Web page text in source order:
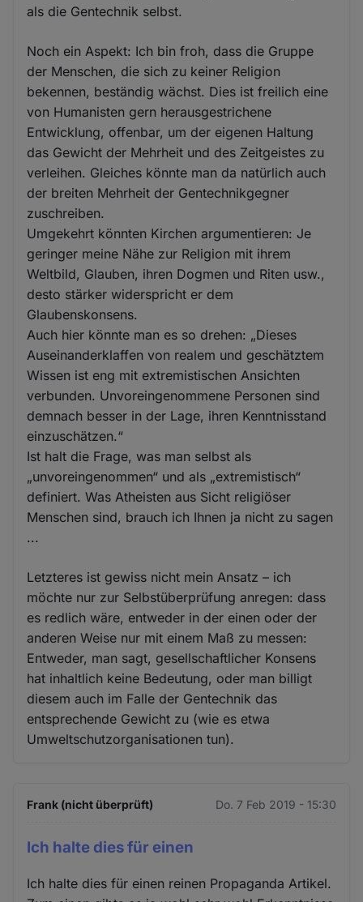
als die Gentechnik selbst.
Noch ein Aspekt: Ich bin froh, dass die Gruppe
der Menschen, die sich zu keiner Religion
bekennen, beständig wächst. Dies ist freilich eine
von Humanisten gern herausgestrichene
Entwicklung, offenbar, um der eigenen Haltung
das Gewicht der Mehrheit und des Zeitgeistes zu
verleihen. Gleiches könnte man da natürlich auch
der breiten Mehrheit der Gentechnikgegner
zuschreiben.
Umgekehrt könnten Kirchen argumentieren: Je
geringer meine Nähe zur Religion mit ihrem
Weltbild, Glauben, ihren Dogmen und Riten usw.,
desto stärker widerspricht er dem
Glaubenskonsens.
Auch hier könnte man es so drehen: „Dieses
Auseinanderklaffen von realem und geschätztem
Wissen ist eng mit extremistischen Ansichten
verbunden. Unvoreingenommene Personen sind
demnach besser in der Lage, ihren Kenntnisstand
einzuschätzen.“
Ist halt die Frage, was man selbst als
„unvoreingenommen“ und als „extremistisch“
definiert. Was Atheisten aus Sicht religiöser
Menschen sind, brauch ich Ihnen ja nicht zu sagen
...
Letzteres ist gewiss nicht mein Ansatz – ich
möchte nur zur Selbstüberprüfung anregen: dass
es redlich wäre, entweder in der einen oder der
anderen Weise nur mit einem Maß zu messen:
Entweder, man sagt, gesellschaftlicher Konsens
hat inhaltlich keine Bedeutung, oder man billigt
diesem auch im Falle der Gentechnik das
entsprechende Gewicht zu (wie es etwa
Umweltschutzorganisationen tun).
Frank (nicht überprüft) Do. 7 Feb 2019 - 15:30
Ich halte dies für einen
Ich halte dies für einen reinen Propaganda Artikel.